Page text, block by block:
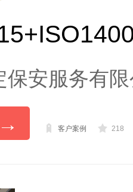
保安服务有
客户案例 218